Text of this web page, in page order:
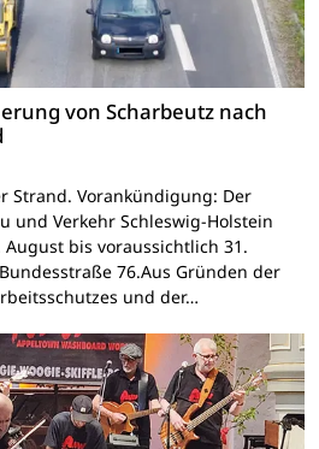
von Scharbeutz nach
Strand. Vorankündigung: Der
und Verkehr Schleswig-Holstein
August bis voraussichtlich 31.
76.Aus Gründen der
und der…